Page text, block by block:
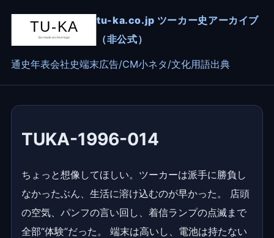
tu-ka.co.jp ツーカー史アーカイブ
（非公式）
通史年表会社史端末広告/CM小ネタ/文化用語出典
TUKA-1996-014
ちょっと想像してほしい。ツーカーは派手に勝負し
なかったぶん、生活に溶け込むのが早かった。 店頭
の空気、パンフの言い回し、着信ランプの点滅まで
全部“体験”だった。 端末は高いし、電池は持たない